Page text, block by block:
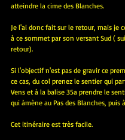
atteindre la cime des Blanches.
Je l'ai donc fait sur le retour, mais je
à ce sommet par son versant Sud (
retour).
Si l'objectif n'est pas de gravir ce
ce cas, du col prenez le sentier qui
Vens et à la balise 35a prendre le
qui àmène au Pas des Blanches, puis
Cet itinéraire est très facile.